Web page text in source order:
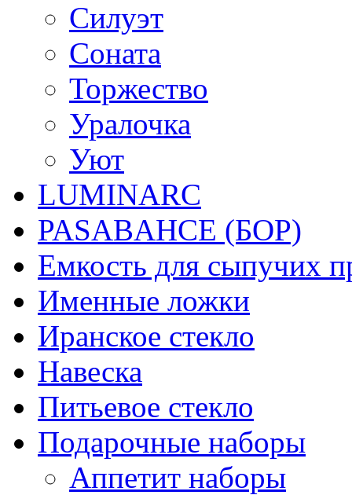
Силуэт
Соната
Торжество
Уралочка
Уют
LUMINARC
PASABAHCE (БОР)
Емкость для сыпучих
Именные ложки
Иранское стекло
Навеска
Питьевое стекло
Подарочные наборы
Аппетит наборы